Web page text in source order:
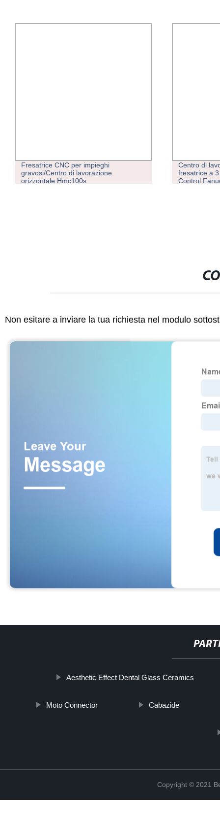
Fresatrice CNC per impieghi
gravosi/Centro di lavorazione
orizzontale Hmc100s
Centro di
fresatrice a
Control
Non esitare a inviare la tua richiesta nel modulo
Aesthetic Effect Dental Glass Ceramics
Moto Connector Cabazide
Copyright © 2021